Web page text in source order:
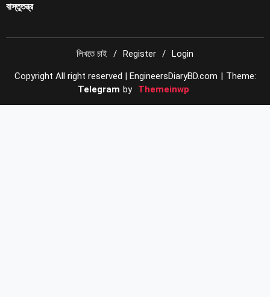
বাস্তুতন্ত্র
লিখতে চাই Register Login
Copyright All right reserved | EngineersDiaryBD.com | Theme:
Telegram by Themeinwp